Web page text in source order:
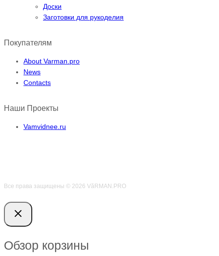
Доски
Заготовки для рукоделия
Покупателям
About Varman.pro
News
Contacts
Наши Проекты
Vamvidnee.ru
Все права защищены © 2026 VӑRMAN.PRO
Обзор корзины